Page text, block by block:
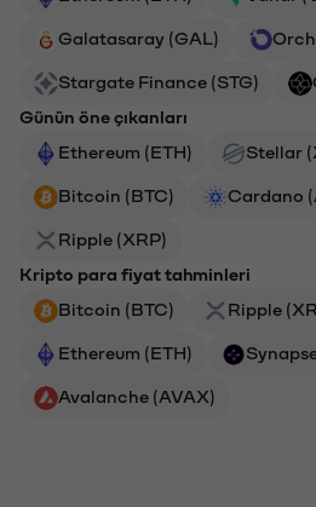
Galatasaray (GAL)
Stargate Finance (STG)
Günün öne çıkanları
Ethereum (ETH)
Stellar
Bitcoin (BTC) Cardano
Ripple (XRP)
Kripto para fiyat tahminleri
Bitcoin (BTC)
Ripple
Ethereum (ETH)
Avalanche (AVAX)